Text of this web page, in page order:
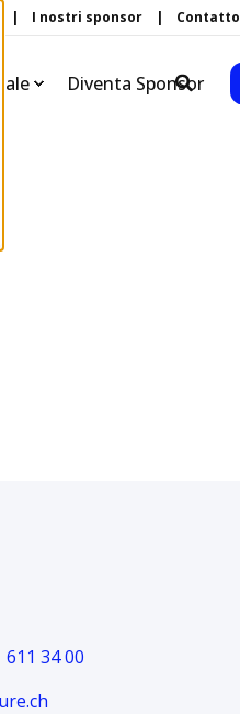
I nostri sponsor Contatto
Diventa Sponsor
611 34 00